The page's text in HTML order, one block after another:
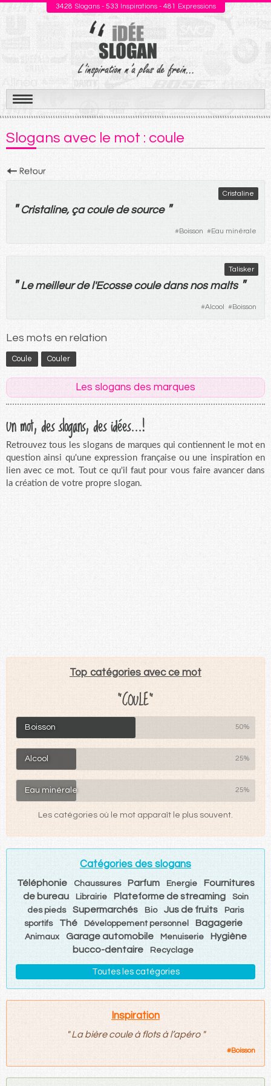
3428 Slogans - 533 Inspirations - 481 Expressions
Aller
au
contenu
Slogans avec le mot : coule
Cristaline
"Cristaline, ça coule de source "
#Boisson #Eau minérale
Talisker
" Le meilleur del'Ecossecoule dans nos malts "
#Alcool #Boisson
Les mots en relation
Coule Couler
Les slogans des marques
Un mot, des slogans, des idées...!
Retrouvez tous les slogans de marques qui contiennent le mot en
question ainsi qu'une expression française ou une inspiration en
lien avec ce mot. Tout ce qu'il faut pour vous faire avancer dans
la création de votre propre slogan.
Top catégories avec ce mot
"COULE"
Boisson 50%
Alcool 25%
Eau minérale 25%
Les catégories où le mot apparaît le plus souvent.
Catégories des slogans
Téléphonie Chaussures Parfum Energie
Fournitures
de bureau
Librairie Plateforme de streaming
Soin
des pieds
Supermarchés Bio Jus de fruits
Paris
sportifs
Thé Développement personnel Bagagerie
Animaux Garage automobile Menuiserie
Hygiène
bucco-dentaire
Recyclage
Toutes les catégories
Inspiration
" La bière coule à flots à l’apéro "
#Boisson